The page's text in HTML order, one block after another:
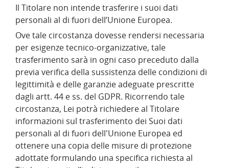
Il Titolare non intende trasferire i suoi dati
personali al di fuori dell’Unione Europea.
Ove tale circostanza dovesse rendersi necessaria
per esigenze tecnico-organizzative, tale
trasferimento sarà in ogni caso preceduto dalla
previa verifica della sussistenza delle condizioni di
legittimità e delle garanzie adeguate prescritte
dagli artt. 44 e ss. del GDPR. Ricorrendo tale
circostanza, Lei potrà richiedere al Titolare
informazioni sul trasferimento dei Suoi dati
personali al di fuori dell'Unione Europea ed
ottenere una copia delle misure di protezione
adottate formulando una specifica richiesta al